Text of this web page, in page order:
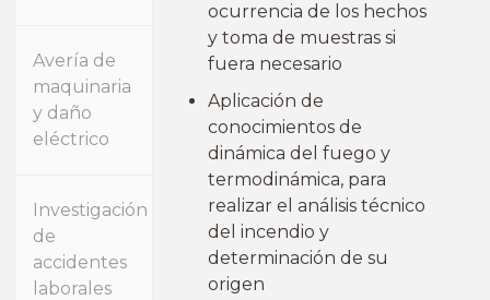
Avería de
maquinaria
y daño
eléctrico
Investigación
de
accidentes
laborales
ocurrencia de los hechos
y toma de muestras si
fuera necesario
Aplicación de
conocimientos de
dinámica del fuego y
termodinámica, para
realizar el análisis técnico
del incendio y
determinación de su
origen